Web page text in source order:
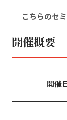
こちらのセ
開催概要
開催